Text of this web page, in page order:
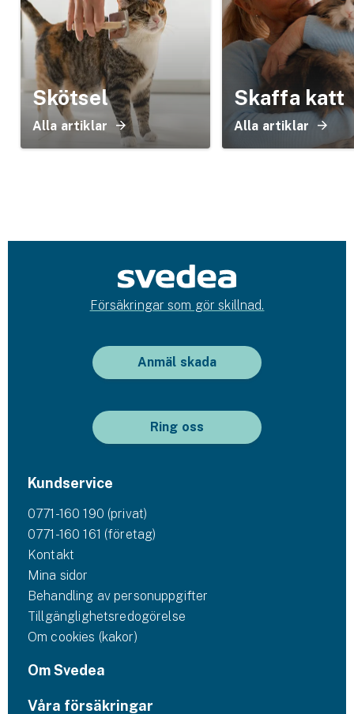
Skötsel
Alla artiklar
Skaffa katt
Alla artiklar
Försäkringar som gör skillnad.
Anmäl skada
Ring oss
Kundservice
0771-160 190 (privat)
0771-160 161 (företag)
Kontakt
Mina sidor
Behandling av personuppgifter
Tillgänglighetsredogörelse
Om cookies (kakor)
Om Svedea
Våra försäkringar